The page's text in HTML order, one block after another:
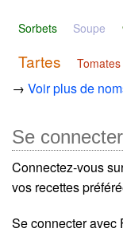
Sorbets Soupe
Tartes
Tomates
→ Voir plus de
Se connecter
Connectez-vous
vos recettes
Se connecter avec